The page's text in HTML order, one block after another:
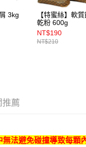
3kg
【特蜜絲】軟
乾粉 600g
NT$190
NT$210
推薦
法避免碰撞導致每顆